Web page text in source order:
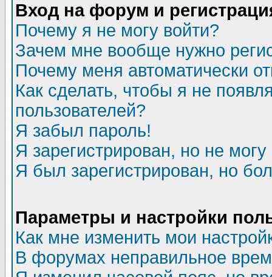
Вход на форум и
Почему я не могу войти?
Зачем мне вообще нужно
Почему меня автоматически
Как сделать, чтобы я не
пользователей?
Я забыл пароль!
Я зарегистрирован, но не могу
Я был зарегистрирован, но
Параметры и настройки
Как мне изменить мои
В форумах неправильное